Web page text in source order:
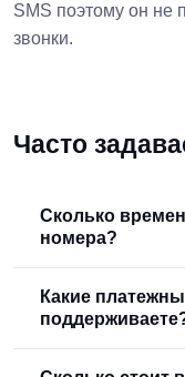
SMS поэтому он не
звонки.
Часто
Сколько
номера?
Какие